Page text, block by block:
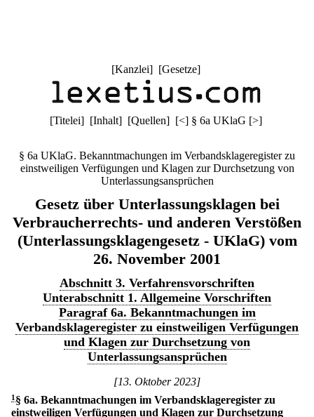
[Kanzlei] [Gesetze]
[Titelei] [Inhalt] [Quellen] [<] § 6a UKlaG [>]
§ 6a UKlaG. Bekanntmachungen im Verbandsklageregister zu
einstweiligen Verfügungen und Klagen zur Durchsetzung von
Unterlassungsansprüchen
Gesetz über Unterlassungsklagen bei
Verbraucherrechts- und anderen Verstößen
(Unterlassungsklagengesetz - UKlaG) vom
26. November 2001
Abschnitt 3. Verfahrensvorschriften
Unterabschnitt 1. Allgemeine Vorschriften
Paragraf 6a. Bekanntmachungen im
Verbandsklageregister zu einstweiligen Verfügungen
und Klagen zur Durchsetzung von
Unterlassungsansprüchen
[13. Oktober 2023]
1 § 6a. Bekanntmachungen im Verbandsklageregister zu
einstweiligen Verfügungen und Klagen zur Durchsetzung